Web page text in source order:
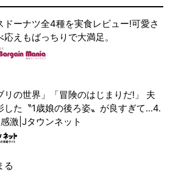
ドーナツ全4種を実食レビュー!可愛さ
応えもばっちりで大満足。
リの世界」「冒険のはじまりだ!」 夫
した〝1歳娘の後ろ姿〟が良すぎて...4.
激|Jタウンネット
る